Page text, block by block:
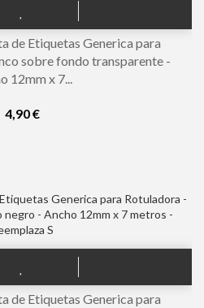
de Etiquetas Generica para
sobre fondo transparente -
12mm x 7...
4,90 €
de Etiquetas Generica para